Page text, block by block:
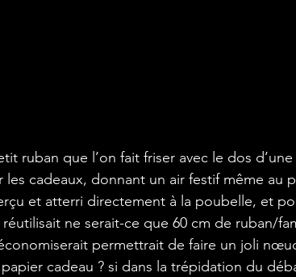
ruban que l’on fait friser avec le dos
les cadeaux, donnant un air festif même au
et atterri directement à la poubelle, et
ne serait-ce que 60 cm de ruban/
permettrait de faire un joli
cadeau ? si dans la trépidation du